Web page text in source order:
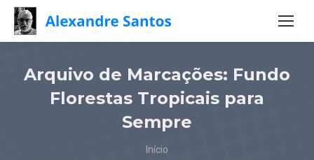
Arquivo de Marcações: Fundo
Florestas Tropicais para
Sempre
Início